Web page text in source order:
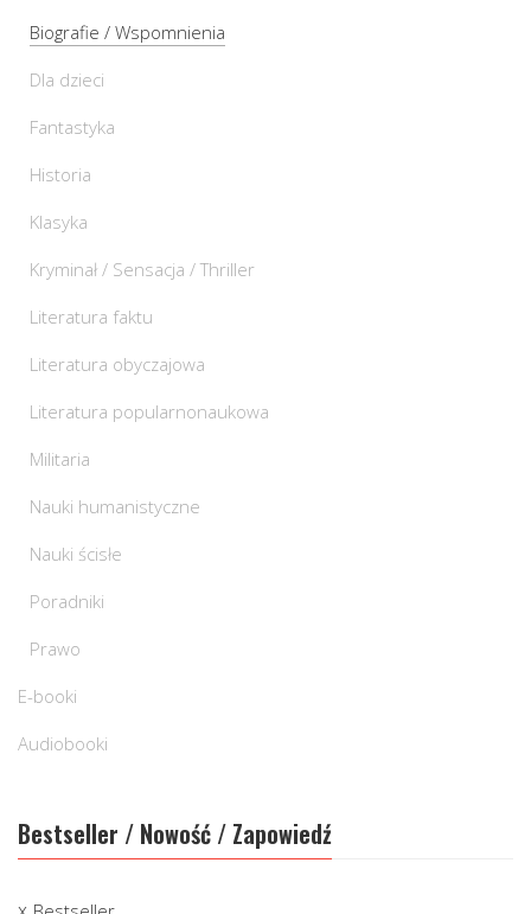
Biografie / Wspomnienia
Dla dzieci
Fantastyka
Historia
Klasyka
Kryminał / Sensacja / Thriller
Literatura faktu
Literatura obyczajowa
Literatura popularnonaukowa
Militaria
Nauki humanistyczne
Nauki ścisłe
Poradniki
Prawo
E-booki
Audiobooki
Bestseller / Nowość / Zapowiedź